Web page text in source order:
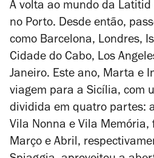
A volta ao mundo da
no Porto. Desde então,
como Barcelona, Londres,
Cidade do Cabo, Los
Janeiro. Este ano, Marta e
viagem para a Sicília, com
dividida em quatro partes:
Vila Nonna e Vila
Março e Abril,